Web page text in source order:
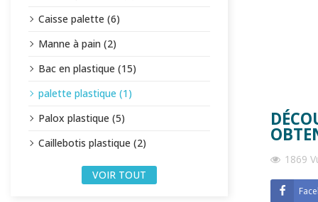
Caisse palette (6)
Manne à pain (2)
Bac en plastique (15)
palette plastique (1)
Palox plastique (5)
Caillebotis plastique (2)
VOIR TOUT
1869